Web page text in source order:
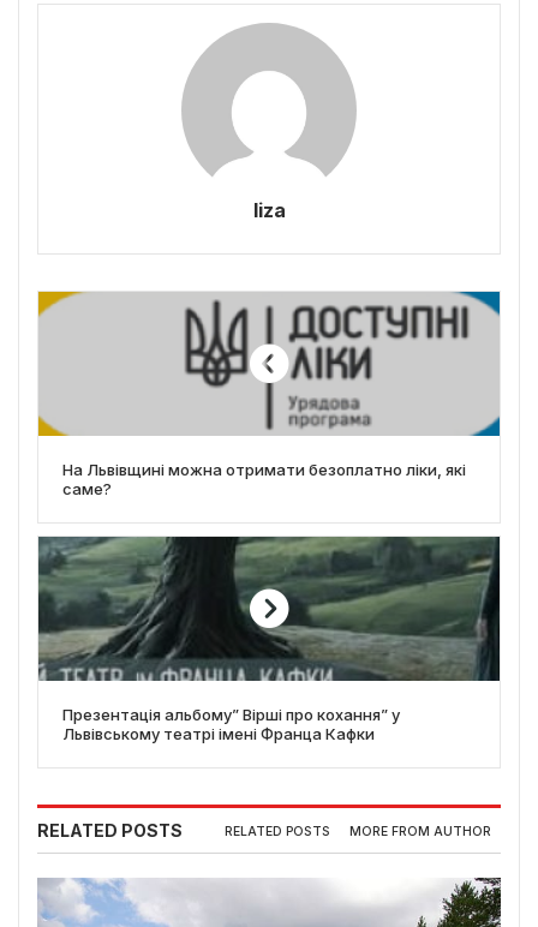
liza
На Львівщині можна отримати безоплатно ліки, які
саме?
Презентація альбому” Вірші про кохання” у
Львівському театрі імені Франца Кафки
RELATED POSTS RELATED POSTS MORE FROM AUTHOR